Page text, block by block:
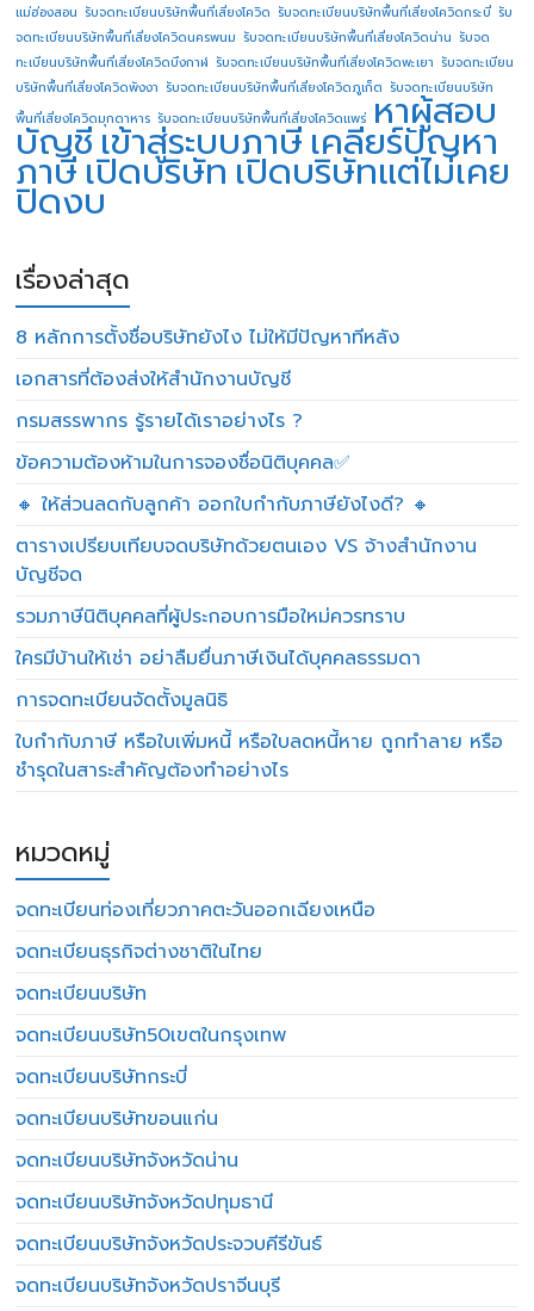
แม่ฮ่องสอน รับจดทะเบียนบริษัทพื้นที่เสี่ยงโควิด รับจดทะเบียนบริษัทพื้นที่เสี่ยงโควิดกระบี่ รับ
จดทะเบียนบริษัทพื้นที่เสี่ยงโควิดนครพนม รับจดทะเบียนบริษัทพื้นที่เสี่ยงโควิดน่าน รับจด
ทะเบียนบริษัทพื้นที่เสี่ยงโควิดบึงกาฬ รับจดทะเบียนบริษัทพื้นที่เสี่ยงโควิดพะเยา รับจดทะเบียน
บริษัทพื้นที่เสี่ยงโควิดพังงา รับจดทะเบียนบริษัทพื้นที่เสี่ยงโควิดภูเก็ต รับจดทะเบียนบริษัท
พื้นที่เสี่ยงโควิดมุกดาหาร รับจดทะเบียนบริษัทพื้นที่เสี่ยงโควิดแพร่ หาผู้สอบ
บัญชี เข้าสู่ระบบภาษี เคลียร์ปัญหา
ภาษีเปิดบริษัทเปิดบริษัทแต่ไม่เคย
ปิดงบ
เรื่องล่าสุด
8 หลักการตั้งชื่อบริษัทยังไง ไม่ให้มีปัญหาทีหลัง
เอกสารที่ต้องส่งให้สำนักงานบัญชี
กรมสรรพากร รู้รายได้เราอย่างไร ?
ข้อความต้องห้ามในการจองชื่อนิติบุคคล✅
🔸 ให้ส่วนลดกับลูกค้า ออกใบกำกับภาษียังไงดี? 🔸
ตารางเปรียบเทียบจดบริษัทด้วยตนเอง VS จ้างสำนักงาน
บัญชีจด
รวมภาษีนิติบุคคลที่ผู้ประกอบการมือใหม่ควรทราบ
ใครมีบ้านให้เช่า อย่าลืมยื่นภาษีเงินได้บุคคลธรรมดา
การจดทะเบียนจัดตั้งมูลนิธิ
ใบกำกับภาษี หรือใบเพิ่มหนี้ หรือใบลดหนี้หาย ถูกทำลาย หรือ
ชำรุดในสาระสำคัญต้องทำอย่างไร
หมวดหมู่
จดทะเบียนท่องเที่ยวภาคตะวันออกเฉียงเหนือ
จดทะเบียนธุรกิจต่างชาติในไทย
จดทะเบียนบริษัท
จดทะเบียนบริษัท50เขตในกรุงเทพ
จดทะเบียนบริษัทกระบี่
จดทะเบียนบริษัทขอนแก่น
จดทะเบียนบริษัทจังหวัดน่าน
จดทะเบียนบริษัทจังหวัดปทุมธานี
จดทะเบียนบริษัทจังหวัดประจวบคีรีขันธ์
จดทะเบียนบริษัทจังหวัดปราจีนบุรี